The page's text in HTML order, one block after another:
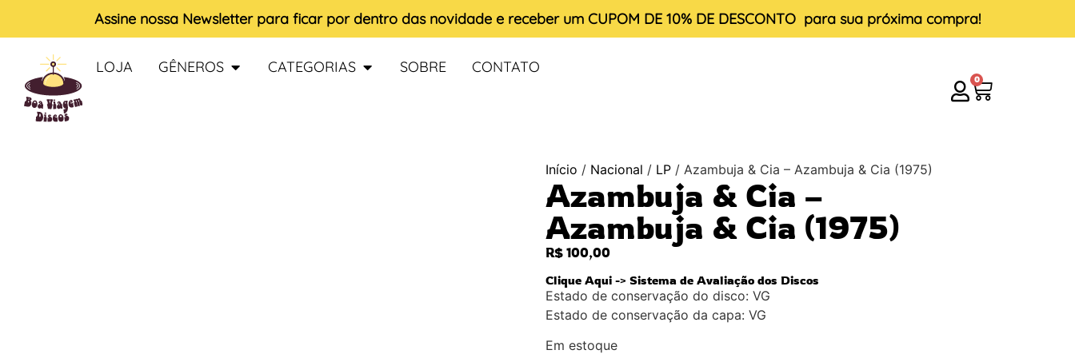
Assine nossa Newsletter para ficar por dentro das novidade e receber um CUPOM DE 10% DE DESCONTO para sua próxima compra!
LOJA GÊNEROS CATEGORIAS SOBRE CONTATO
0
Início / Nacional / LP / Azambuja & Cia – Azambuja & Cia (1975)
Azambuja & Cia –
Azambuja & Cia (1975)
R$ 100,00
Clique Aqui -> Sistema de Avaliação dos Discos
Estado de conservação do disco: VG
Estado de conservação da capa: VG
Em estoque